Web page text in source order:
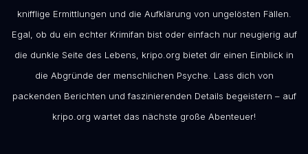
knifflige Ermittlungen und die Aufklärung von ungelösten Fällen.
Egal, ob du ein echter Krimifan bist oder einfach nur neugierig auf
die dunkle Seite des Lebens, kripo.org bietet dir einen Einblick in
die Abgründe der menschlichen Psyche. Lass dich von
packenden Berichten und faszinierenden Details begeistern – auf
kripo.org wartet das nächste große Abenteuer!